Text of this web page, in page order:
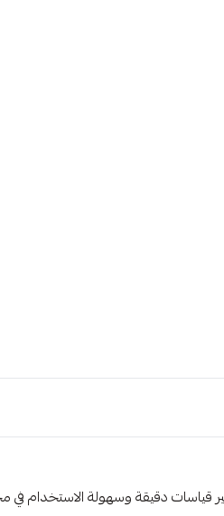
دقيقة وسهولة الاستخدام في